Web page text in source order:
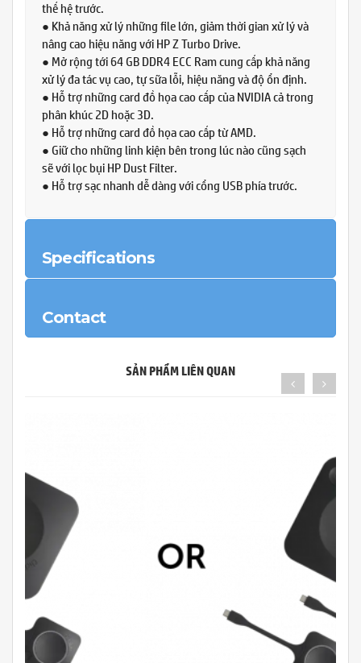
thế hệ trước.
● Khả năng xử lý những file lớn, giảm thời gian xử lý và
nâng cao hiệu năng với HP Z Turbo Drive.
● Mở rộng tới 64 GB DDR4 ECC Ram cung cấp khả năng
xử lý đa tác vụ cao, tự sữa lỗi, hiệu năng và độ ổn định.
● Hỗ trợ những card đồ họa cao cấp của NVIDIA cả trong
phân khúc 2D hoặc 3D.
● Hỗ trợ những card đồ họa cao cấp từ AMD.
● Giữ cho những linh kiện bên trong lúc nào cũng sạch
sẽ với lọc bụi HP Dust Filter.
● Hỗ trợ sạc nhanh dễ dàng với cổng USB phía trước.
Specifications
Contact
SẢN PHẨM LIÊN QUAN